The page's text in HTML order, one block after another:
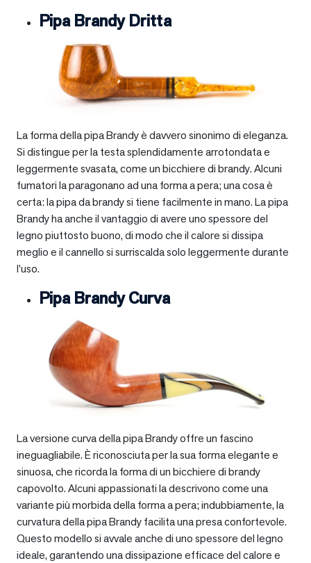
Pipa Brandy Dritta
La forma della pipa Brandy è davvero sinonimo di eleganza.
Si distingue per la testa splendidamente arrotondata e
leggermente svasata, come un bicchiere di brandy. Alcuni
fumatori la paragonano ad una forma a pera; una cosa è
certa: la pipa da brandy si tiene facilmente in mano. La pipa
Brandy ha anche il vantaggio di avere uno spessore del
legno piuttosto buono, di modo che il calore si dissipa
meglio e il cannello si surriscalda solo leggermente durante
l’uso.
Pipa Brandy Curva
La versione curva della pipa Brandy offre un fascino
ineguagliabile. È riconosciuta per la sua forma elegante e
sinuosa, che ricorda la forma di un bicchiere di brandy
capovolto. Alcuni appassionati la descrivono come una
variante più morbida della forma a pera; indubbiamente, la
curvatura della pipa Brandy facilita una presa confortevole.
Questo modello si avvale anche di uno spessore del legno
ideale, garantendo una dissipazione efficace del calore e